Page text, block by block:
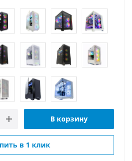
В корзину
в 1 клик